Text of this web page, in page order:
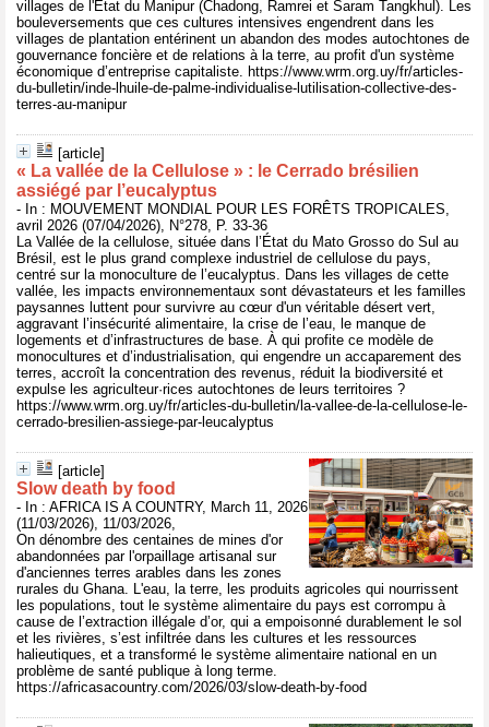
villages de l'État du Manipur (Chadong, Ramrei et Saram Tangkhul). Les
bouleversements que ces cultures intensives engendrent dans les
villages de plantation entérinent un abandon des modes autochtones de
gouvernance foncière et de relations à la terre, au profit d'un système
économique d’entreprise capitaliste. https://www.wrm.org.uy/fr/articles-
du-bulletin/inde-lhuile-de-palme-individualise-lutilisation-collective-des-
terres-au-manipur
[article]
« La vallée de la Cellulose » : le Cerrado brésilien
assiégé par l’eucalyptus
- In : MOUVEMENT MONDIAL POUR LES FORÊTS TROPICALES,
avril 2026 (07/04/2026), N°278, P. 33-36
La Vallée de la cellulose, située dans l’État du Mato Grosso do Sul au
Brésil, est le plus grand complexe industriel de cellulose du pays,
centré sur la monoculture de l’eucalyptus. Dans les villages de cette
vallée, les impacts environnementaux sont dévastateurs et les familles
paysannes luttent pour survivre au cœur d'un véritable désert vert,
aggravant l’insécurité alimentaire, la crise de l’eau, le manque de
logements et d’infrastructures de base. À qui profite ce modèle de
monocultures et d’industrialisation, qui engendre un accaparement des
terres, accroît la concentration des revenus, réduit la biodiversité et
expulse les agriculteur·rices autochtones de leurs territoires ?
https://www.wrm.org.uy/fr/articles-du-bulletin/la-vallee-de-la-cellulose-le-
cerrado-bresilien-assiege-par-leucalyptus
[article]
Slow death by food
- In : AFRICA IS A COUNTRY, March 11, 2026
(11/03/2026), 11/03/2026,
On dénombre des centaines de mines d'or
abandonnées par l'orpaillage artisanal sur
d'anciennes terres arables dans les zones
rurales du Ghana. L'eau, la terre, les produits agricoles qui nourrissent
les populations, tout le système alimentaire du pays est corrompu à
cause de l’extraction illégale d’or, qui a empoisonné durablement le sol
et les rivières, s’est infiltrée dans les cultures et les ressources
halieutiques, et a transformé le système alimentaire national en un
problème de santé publique à long terme.
https://africasacountry.com/2026/03/slow-death-by-food